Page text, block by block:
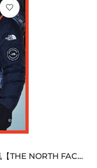
ノースフェイス 偽物 ダウン人気【THE NORTH FACE】M'S 7 SUMMIT HIM...